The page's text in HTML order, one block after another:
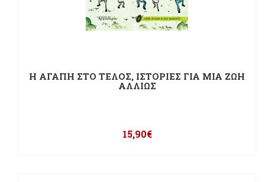
Η ΑΓΑΠΗ ΣΤΟ ΤΕΛΟΣ, ΙΣΤΟΡΙΕΣ ΓΙΑ ΜΙΑ ΖΩΗ
ΑΛΛΙΩΣ
15,90€